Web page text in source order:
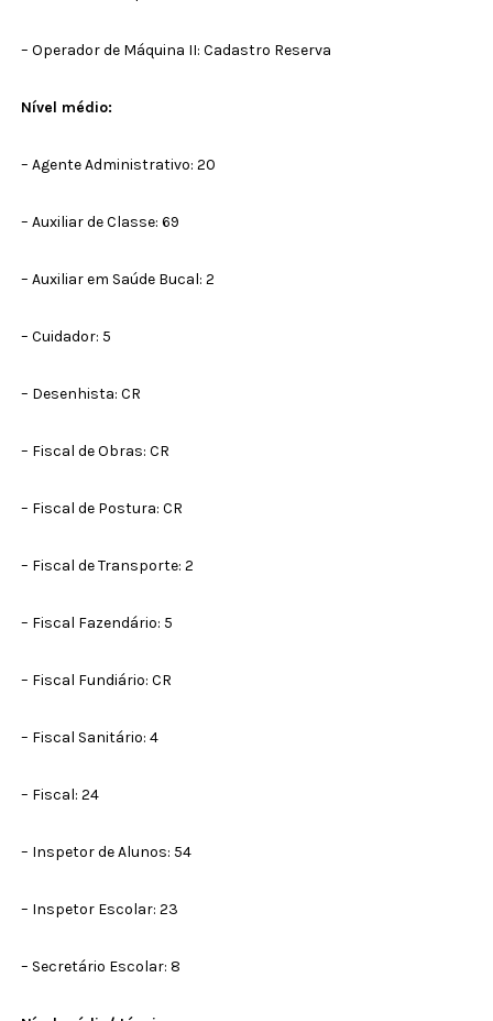
– Operador de Máquina II: Cadastro Reserva
Nível médio:
– Agente Administrativo: 20
– Auxiliar de Classe: 69
– Auxiliar em Saúde Bucal: 2
– Cuidador: 5
– Desenhista: CR
– Fiscal de Obras: CR
– Fiscal de Postura: CR
– Fiscal de Transporte: 2
– Fiscal Fazendário: 5
– Fiscal Fundiário: CR
– Fiscal Sanitário: 4
– Fiscal: 24
– Inspetor de Alunos: 54
– Inspetor Escolar: 23
– Secretário Escolar: 8